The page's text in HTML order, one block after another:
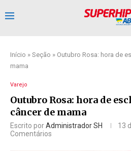
Início » Seção » Outubro Rosa: hora de
mama
Varejo
Outubro Rosa: hora de
câncer de mama
Escrito porAdministrador SH 13
Comentários